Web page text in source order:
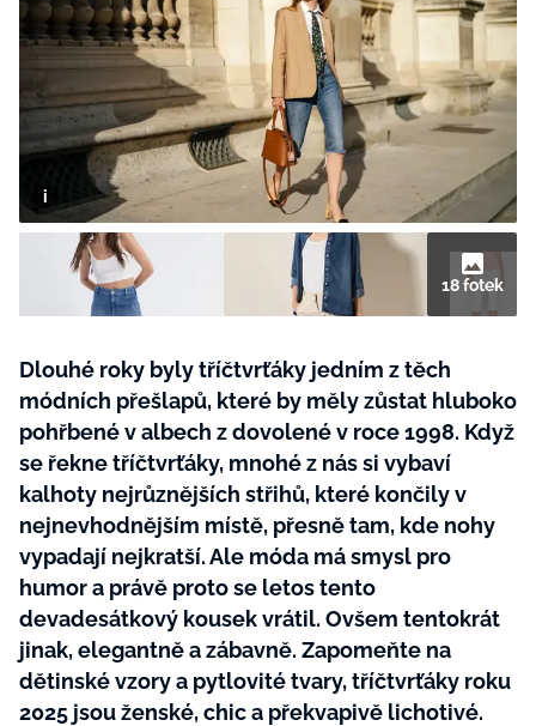
Testy a kvízy
BYDLENÍ
Všechny kategorie
Tvoření
Rady a tipy
BurdaMedia
Extra
SVĚT ŽENY - 599 KČ
ROČNÍ PŘEDPLATNÉ SVĚT ŽENY +
SADA PRODUKTŮ MANA (10 ks)
18 fotek
Dlouhé roky byly tříčtvrťáky jedním z těch
módních přešlapů, které by měly zůstat hluboko
pohřbené v albech z dovolené v roce 1998. Když
se řekne tříčtvrťáky, mnohé z nás si vybaví
kalhoty nejrůznějších střihů, které končily v
nejnevhodnějším místě, přesně tam, kde nohy
vypadají nejkratší. Ale móda má smysl pro
humor a právě proto se letos tento
devadesátkový kousek vrátil. Ovšem tentokrát
jinak, elegantně a zábavně. Zapomeňte na
dětinské vzory a pytlovité tvary, tříčtvrťáky roku
2025 jsou ženské, chic a překvapivě lichotivé.